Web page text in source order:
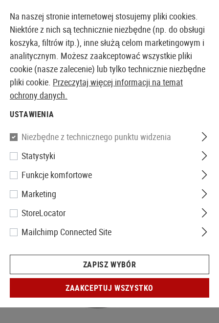
EUROPEJSKI AIRSOFT SKLEP I HURTOWNIA
Strona główna
M16 Sniper Grip
Na naszej stronie internetowej stosujemy pliki cookies.
Niektóre z nich są technicznie niezbędne (np. do obsługi
koszyka, filtrów itp.), inne służą celom marketingowym i
analitycznym. Możesz zaakceptować wszystkie pliki
cookie (nasze zalecenie) lub tylko technicznie niezbędne
pliki cookie. Przeczytaj więcej informacji na temat
ochrony danych.
USTAWIENIA
Niezbędne z technicznego punktu widzenia
Statystyki
Funkcje komfortowe
Marketing
StoreLocator
Mailchimp Connected Site
ZAPISZ WYBÓR
ZAAKCEPTUJ WSZYSTKO